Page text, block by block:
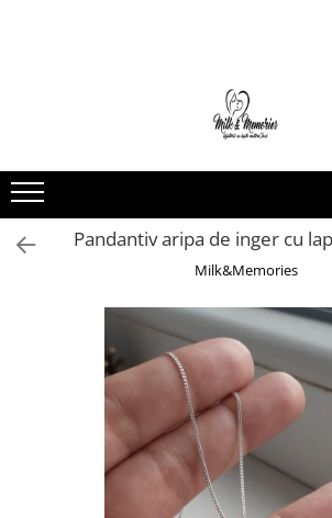
Brățări argint
Brățări șnur
Charm-uri
Pandantive aur
Pandantiv aripa de inger cu
Milk&Memories